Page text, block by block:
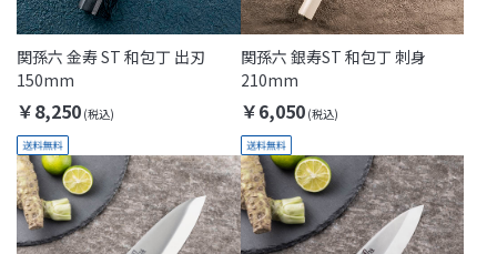
関孫六 金寿 ST 和包丁 出刃
150mm
￥8,250
関孫六 銀寿ST 和包丁 刺身
210mm
￥6,050